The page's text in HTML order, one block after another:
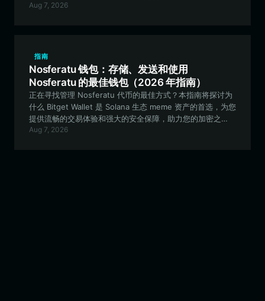
验。
Aug 7, 2026
指南
Nosferatu 钱包：存储、发送和使用
Nosferatu 的最佳钱包（2026 年指南）
正在寻找管理 Nosferatu 代币的最佳方式？本指南将探讨为
什么 Bitget Wallet 是 Solana 生态 meme 资产的首选，为您
提供流畅的交易体验和强大的安全保障，助力您的加密之
旅。
Aug 7, 2026